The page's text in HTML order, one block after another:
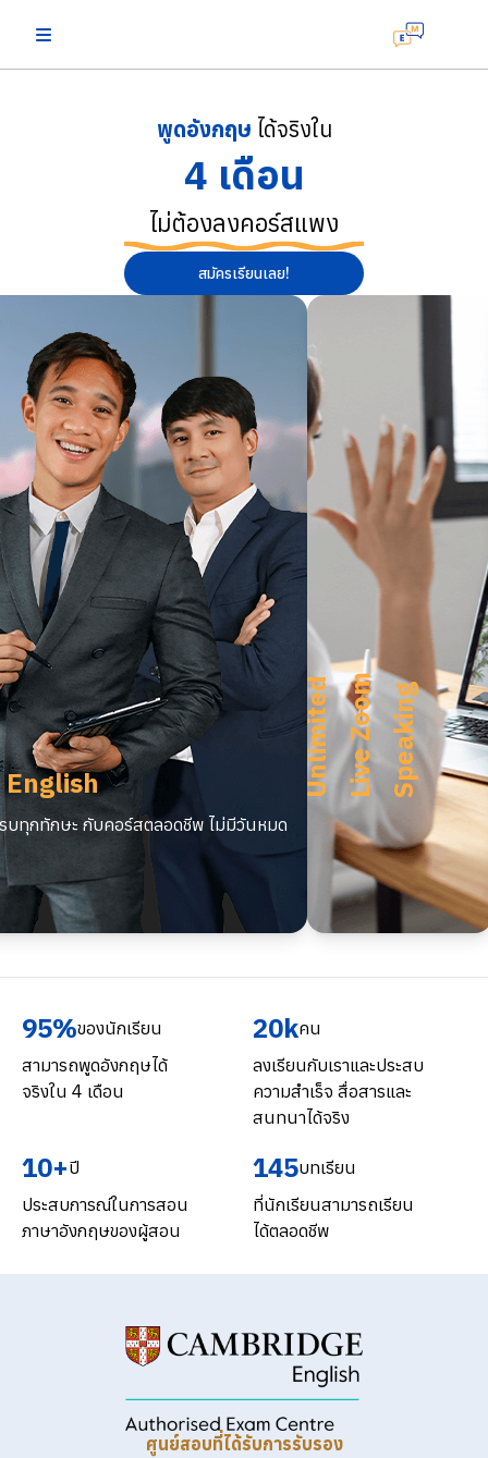
พูดอังกฤษ ได้จริงใน
4 เดือน
ไม่ต้องลงคอร์สแพง
สมัครเรียนเลย!
บทุกทักษะ กับคอร์สตลอดชีพ ไม่มีวันหมด
U
n
l
i
m
i
t
e
d
L
i
v
e
Z
o
om
S
p
e
a
k
i
n g
95%ของนักเรียน
สามารถพูดอังกฤษได้
จริงใน 4 เดือน
20kคน
ลงเรียนกับเราและประสบ
ความสำเร็จ สื่อสารและ
สนทนาได้จริง
10+ปี
ประสบการณ์ในการสอน
ภาษาอังกฤษของผู้สอน
145บทเรียน
ที่นักเรียนสามารถเรียน
ได้ตลอดชีพ
ศูนย์สอบที่ได้รับการรับรอง